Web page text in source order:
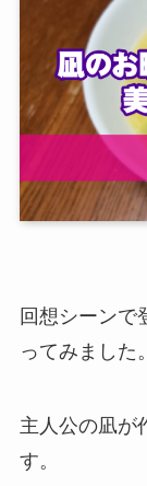
回想シーンで
ってみました。
主人公の凪が
す。